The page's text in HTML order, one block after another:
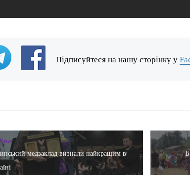
Підписуйтеся на нашу сторінку у
медзаклад визнали найкращим в